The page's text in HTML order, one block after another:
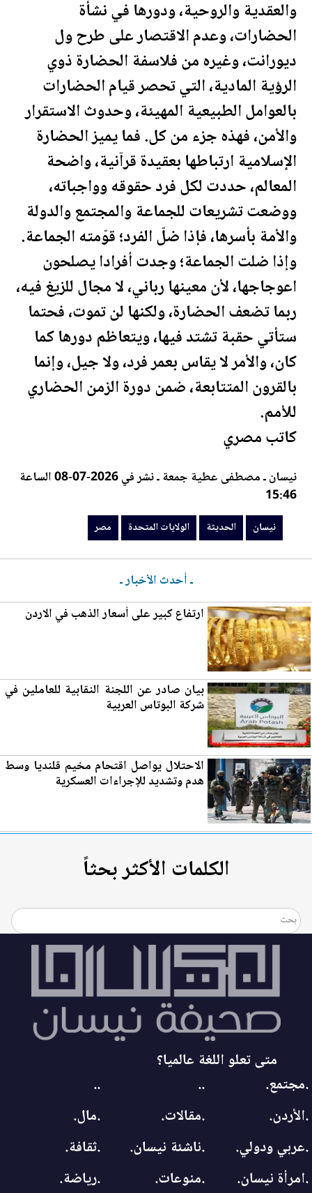
والعقدية والروحية، ودورها في نشأة
الحضارات، وعدم الاقتصار على طرح ول
ديورانت، وغيره من فلاسفة الحضارة ذوي
الرؤية المادية، التي تحصر قيام الحضارات
بالعوامل الطبيعية المهيئة، وحدوث الاستقرار
والأمن، فهذه جزء من كل. فما يميز الحضارة
الإسلامية ارتباطها بعقيدة قرآنية، واضحة
المعالم، حددت لكل فرد حقوقه وواجباته،
ووضعت تشريعات للجماعة والمجتمع والدولة
والأمة بأسرها، فإذا ضلّ الفرد؛ قوّمته الجماعة.
وإذا ضلت الجماعة؛ وجدت أفرادا يصلحون
اعوجاجها، لأن معينها رباني، لا مجال للزيغ فيه،
ربما تضعف الحضارة، ولكنها لن تموت، فحتما
ستأتي حقبة تشتد فيها، ويتعاظم دورها كما
كان، والأمر لا يقاس بعمر فرد، ولا جيل، وإنما
بالقرون المتتابعة، ضمن دورة الزمن الحضاري
للأمم.
كاتبمصري
نيسان ـ مصطفى عطية جمعة ـ نشر في 2026-07-08 الساعة
15:46
نيسان الحديثة الولايات المتحدة مصر
ـ أحدث الأخبار ـ
ارتفاع كبير على أسعار الذهب في الاردن
بيان صادرعن اللجنة النقابية للعاملين في
شركة البوتاس العربية
الاحتلال يواصل اقتحام مخيم قلنديا وسط
هدم وتشديد للإجراءات العسكرية
الكلمات الأكثر بحثاً
متى تعلو اللغة عالميا؟
.مجتمع.
..
..
.الأردن.
.مقالات.
.مال.
.عربي ودولي.
.ناشئة نيسان.
.ثقافة.
.امرأة نيسان.
.منوعات. .رياضة.